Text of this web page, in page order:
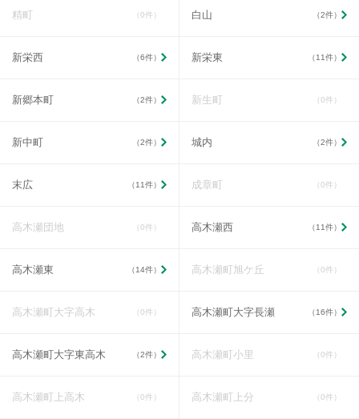
精町 （0件） 白山 （2件）
新栄西 （6件） 新栄東 （11件）
新郷本町 （2件） 新生町 （0件）
新中町 （2件） 城内 （2件）
末広 （11件） 成章町 （0件）
高木瀬団地 （0件） 高木瀬西 （11件）
高木瀬東 （14件） 高木瀬町旭ケ丘 （0件）
高木瀬町大字高木 （0件） 高木瀬町大字長瀬 （16件）
高木瀬町大字東高木 （2件） 高木瀬町小里 （0件）
高木瀬町上高木 （0件） 高木瀬町上分 （0件）